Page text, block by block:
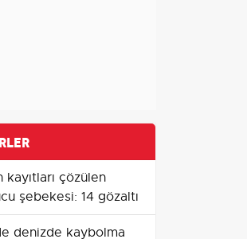
çözülen
şebekesi: 14 gözaltı
denizde kaybolma